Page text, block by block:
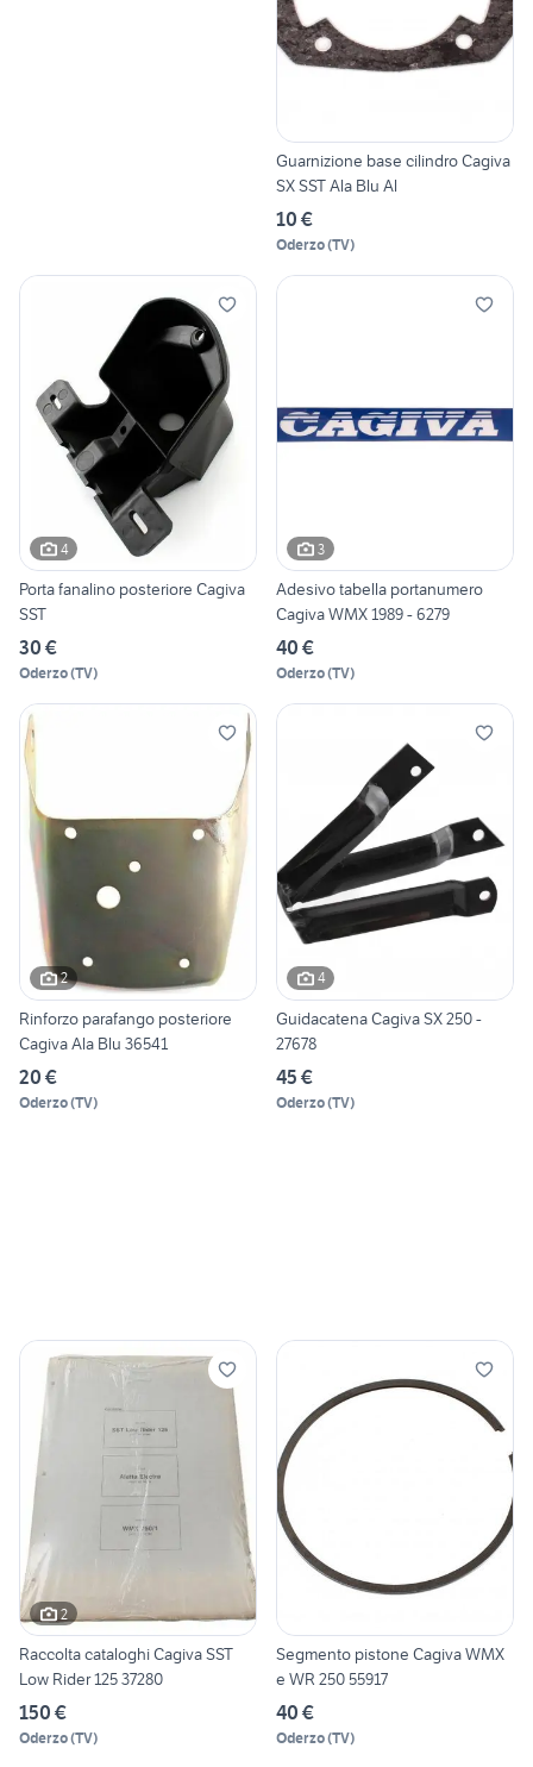
Guarnizione base cilindro Cagiva
SX SST Ala Blu Al
10 €
Oderzo(TV)
4
Porta fanalino posteriore Cagiva
SST
30 €
Oderzo(TV)
3
Adesivo tabella portanumero
Cagiva WMX 1989 - 6279
40 €
Oderzo(TV)
2
Rinforzo parafango posteriore
Cagiva Ala Blu 36541
20 €
Oderzo(TV)
4
Guidacatena Cagiva SX 250 -
27678
45 €
Oderzo(TV)
2
Raccolta cataloghi Cagiva SST
Low Rider 125 37280
150 €
Oderzo(TV)
Segmento pistone Cagiva WMX
e WR 250 55917
40 €
Oderzo(TV)